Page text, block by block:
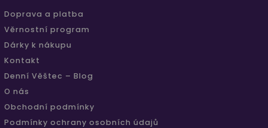
Doprava a platba
Věrnostní program
Dárky k nákupu
Kontakt
Denní Věštec – Blog
O nás
Obchodní podmínky
Podmínky ochrany osobních údajů